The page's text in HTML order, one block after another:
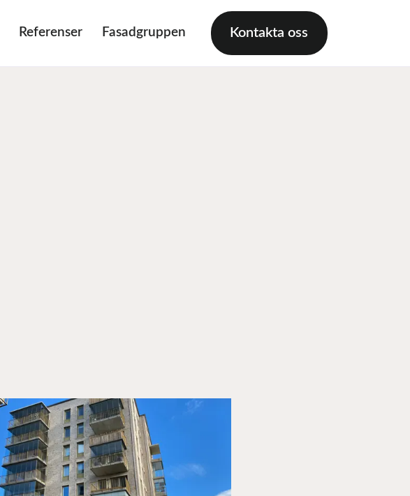
Referenser Fasadgruppen Kontakta oss